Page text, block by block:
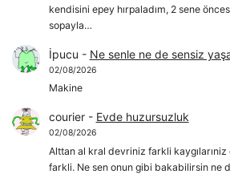
kendisini epey hırpaladım, 2 sene
sopayla…
İpucu - Ne senle ne de sensiz
02/08/2026
Makine
courier- Evde huzursuzluk
02/08/2026
Alttan al kral devriniz farkli
farkli. Ne sen onun gibi bakabilirsin ne